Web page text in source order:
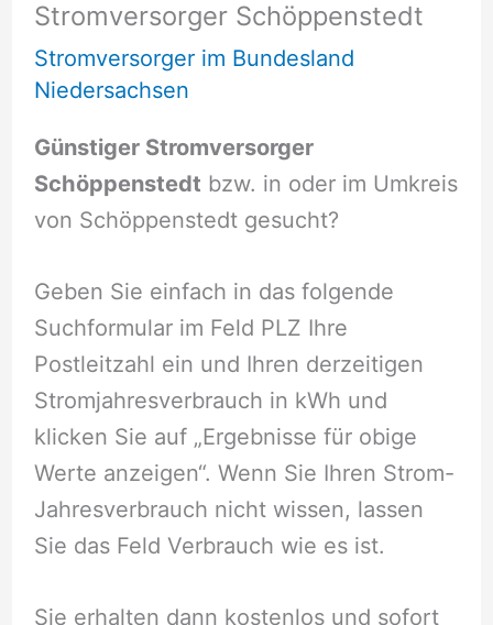
Stromversorger Schöppenstedt
Stromversorger im Bundesland
Niedersachsen
Günstiger Stromversorger
Schöppenstedt bzw. in oder im Umkreis
von Schöppenstedt gesucht?
Geben Sie einfach in das folgende
Suchformular im Feld PLZ Ihre
Postleitzahl ein und Ihren derzeitigen
Stromjahresverbrauch in kWh und
klicken Sie auf „Ergebnisse für obige
Werte anzeigen“. Wenn Sie Ihren Strom-
Jahresverbrauch nicht wissen, lassen
Sie das Feld Verbrauch wie es ist.
Sie erhalten dann kostenlos und sofort